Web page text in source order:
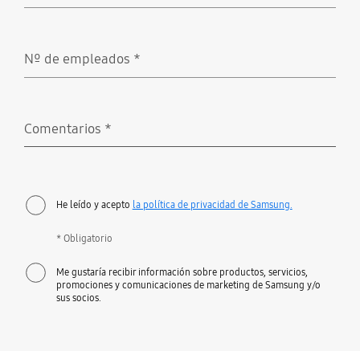
Nº de empleados *
Comentarios *
He leído y acepto la política de privacidad de Samsung.
* Obligatorio
Me gustaría recibir información sobre productos, servicios,
promociones y comunicaciones de marketing de Samsung y/o
sus socios.